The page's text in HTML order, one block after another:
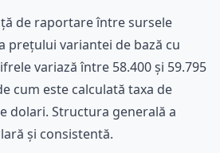
de raportare între sursele
prețului variantei de bază cu
variază între 58.400 și 59.795
cum este calculată taxa de
dolari. Structura generală a
și consistentă.